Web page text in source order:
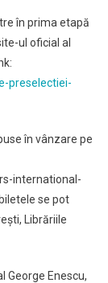
în prima etapă
ul oficial al
preselectiei-
în vânzare pe
international-
se pot
Librăriile
George Enescu,